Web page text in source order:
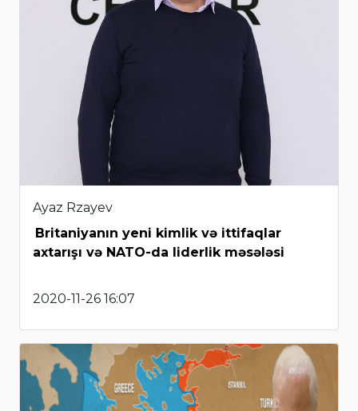
Ayaz Rzayev
Britaniyanın yeni kimlik və ittifaqlar
axtarışı və NATO-da liderlik məsələsi
2020-11-26 16:07